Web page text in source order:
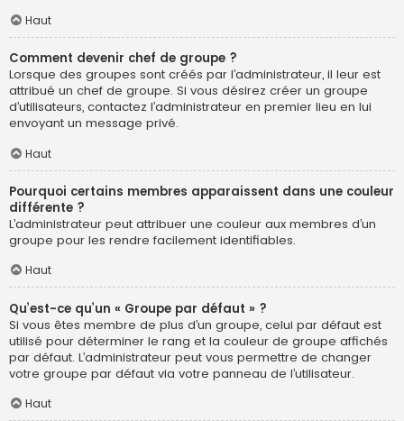
Haut
Comment devenir chef de groupe ?
Lorsque des groupes sont créés par l’administrateur, il leur est
attribué un chef de groupe. Si vous désirez créer un groupe
d’utilisateurs, contactez l’administrateur en premier lieu en lui
envoyant un message privé.
Haut
Pourquoi certains membres apparaissent dans une couleur
différente ?
L’administrateur peut attribuer une couleur aux membres d’un
groupe pour les rendre facilement identifiables.
Haut
Qu’est-ce qu’un « Groupe par défaut » ?
Si vous êtes membre de plus d’un groupe, celui par défaut est
utilisé pour déterminer le rang et la couleur de groupe affichés
par défaut. L’administrateur peut vous permettre de changer
votre groupe par défaut via votre panneau de l’utilisateur.
Haut